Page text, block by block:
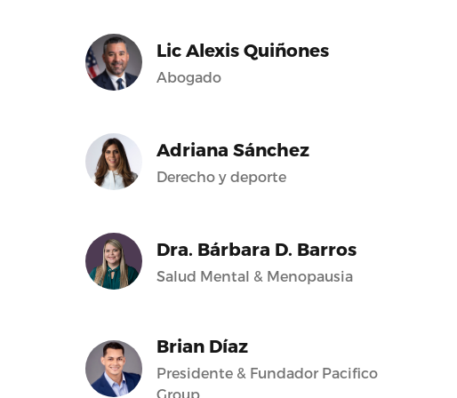
Lic Alexis Quiñones
Abogado
Adriana Sánchez
Derecho y deporte
Dra. Bárbara D. Barros
Salud Mental & Menopausia
Brian Díaz
Presidente & Fundador Pacifico
Group